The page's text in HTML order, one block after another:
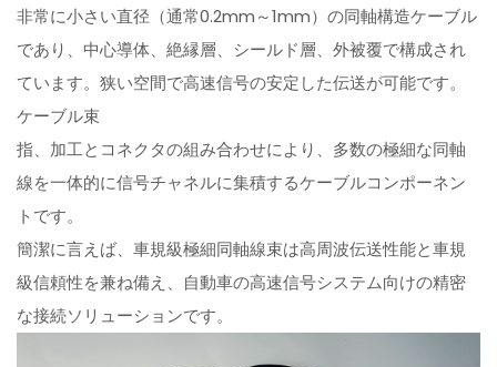
非常に小さい直径（通常0.2mm～1mm）の同軸構造ケーブル
であり、中心導体、絶縁層、シールド層、外被覆で構成され
ています。狭い空間で高速信号の安定した伝送が可能です。
ケーブル束
指、加工とコネクタの組み合わせにより、多数の極細な同軸
線を一体的に信号チャネルに集積するケーブルコンポーネン
トです。
簡潔に言えば、車規級極細同軸線束は高周波伝送性能と車規
級信頼性を兼ね備え、自動車の高速信号システム向けの精密
な接続ソリューションです。